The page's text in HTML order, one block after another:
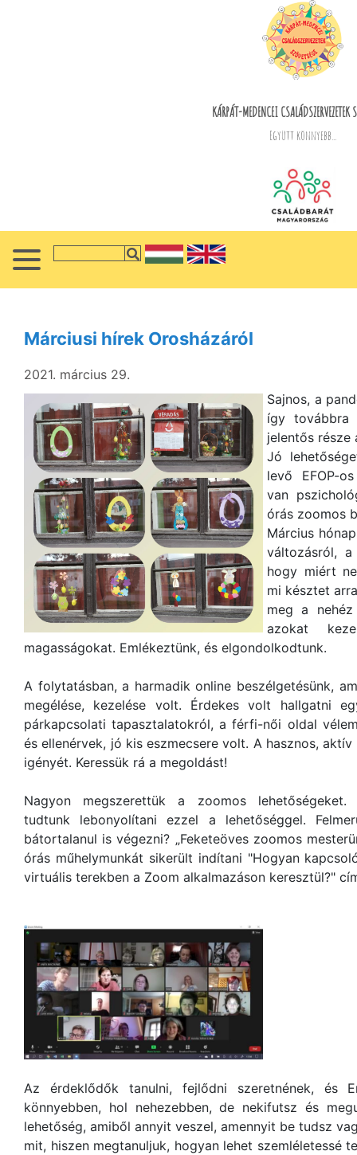
KÁRPÁT-MEDENCEI CSALÁDSZERVEZETEK
Együtt könnyebb...
Márciusi hírek Orosházáról
2021. március 29.
Sajnos, a
így továbbra
jelentős része
Jó
levő EFOP-
van
órás zoomos
Március
változásról,
hogy miért
mi késztet
meg a
azokat
magasságokat. Emlékeztünk, és elgondolkodtunk.
A folytatásban, a harmadik online beszélgetésünk,
megélése, kezelése volt. Érdekes volt hallgatni
párkapcsolati tapasztalatokról, a férfi-női oldal
és ellenérvek, jó kis eszmecsere volt. A hasznos,
igényét. Keressük rá a megoldást!
Nagyon megszerettük a zoomos lehetőségeket.
tudtunk lebonyolítani ezzel a lehetőséggel.
bátortalanul is végezni? „Feketeöves zoomos
órás műhelymunkát sikerült indítani "Hogyan
virtuális terekben a Zoom alkalmazáson keresztül?"
Az érdeklődők tanulni, fejlődni szeretnének, és
könnyebben, hol nehezebben, de nekifutsz és
lehetőség, amiből annyit veszel, amennyit be tudsz
mit, hiszen megtanuljuk, hogyan lehet szemléletessé